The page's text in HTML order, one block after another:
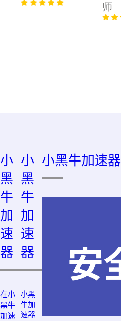
师
小
黑
牛
加
速
器
在小
黑牛
加速
小
黑
牛
加
速
器
小黑
牛加
速器
小黑牛加速器